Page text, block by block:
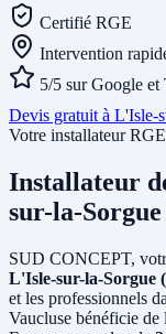
Certifié RGE
Intervention
5/5 sur Google
Devis gratuit à L'Isle-
Votre installateur RGE
Installateur
sur-la-Sorgue
SUD CONCEPT,
L'Isle-sur-la-Sorgue
et les professionnels
Vaucluse bénéficie